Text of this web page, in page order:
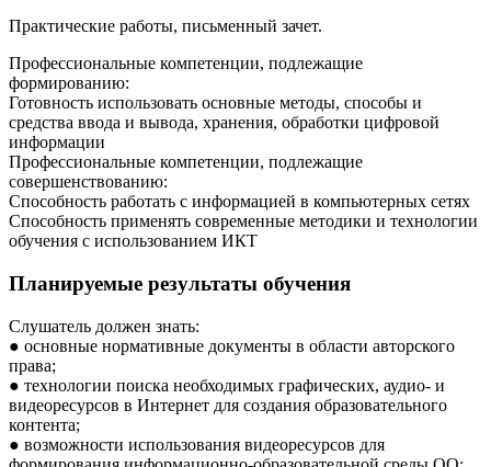
Практические работы, письменный зачет.
Профессиональные компетенции, подлежащие
формированию:
Готовность использовать основные методы, способы и
средства ввода и вывода, хранения, обработки цифровой
информации
Профессиональные компетенции, подлежащие
совершенствованию:
Способность работать с информацией в компьютерных сетях
Способность применять современные методики и технологии
обучения с использованием ИКТ
Планируемые результаты обучения
Слушатель должен знать:
● основные нормативные документы в области авторского
права;
● технологии поиска необходимых графических, аудио- и
видеоресурсов в Интернет для создания образовательного
контента;
● возможности использования видеоресурсов для